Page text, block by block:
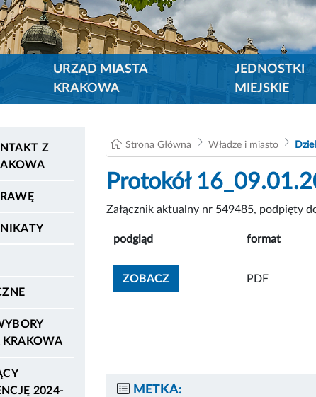
URZĄD MIASTA
KRAKOWA
JEDNOSTKI
MIEJSKIE
Z
KRAKOWA
2024-
Strona Główna Władze i miasto
Protokół
Załącznik aktualny nr 549485, podpięty
podgląd format
ZOBACZZOBACZ ZAŁĄCZNIK
PDF
METKA: